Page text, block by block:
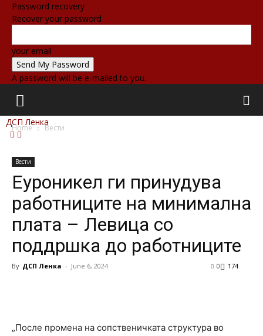
Password recovery
Recover your password
your email
A password will be e-mailed to you.
ДСП Ленка
Home Вести
Вести
Еуроникел ги принудува
работниците на минимална
плата – Левица со
поддршка до работниците
By ДСП Ленка - June 6, 2024 174
0
„После промена на сопственичката структура во